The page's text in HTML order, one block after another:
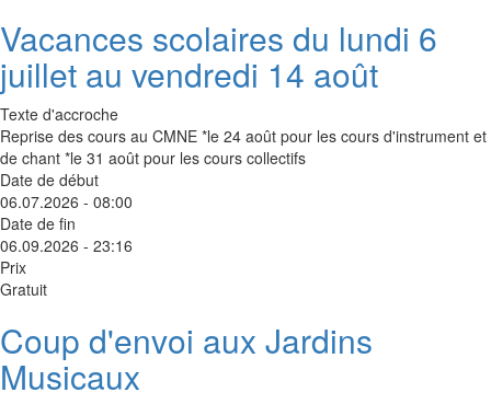
Vacances scolaires du lundi 6
juillet au vendredi 14 août
Texte d'accroche
Reprise des cours au CMNE *le 24 août pour les cours d'instrument et
de chant *le 31 août pour les cours collectifs
Date de début
06.07.2026 - 08:00
Date de fin
06.09.2026 - 23:16
Prix
Gratuit
Coup d'envoi aux Jardins
Musicaux